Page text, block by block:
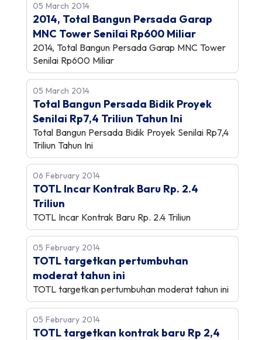
05 March 2014
2014, Total Bangun Persada Garap
MNC Tower Senilai Rp600 Miliar
2014, Total Bangun Persada Garap MNC Tower
Senilai Rp600 Miliar
05 March 2014
Total Bangun Persada Bidik Proyek
Senilai Rp7,4 Triliun Tahun Ini
Total Bangun Persada Bidik Proyek Senilai Rp7,4
Triliun Tahun Ini
06 February 2014
TOTL Incar Kontrak Baru Rp. 2.4
Triliun
TOTL Incar Kontrak Baru Rp. 2.4 Triliun
05 February 2014
TOTL targetkan pertumbuhan
moderat tahun ini
TOTL targetkan pertumbuhan moderat tahun ini
05 February 2014
TOTL targetkan kontrak baru Rp 2,4